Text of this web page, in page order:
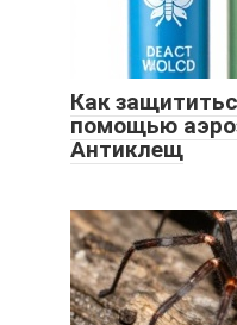
Как
помощью
Антиклещ